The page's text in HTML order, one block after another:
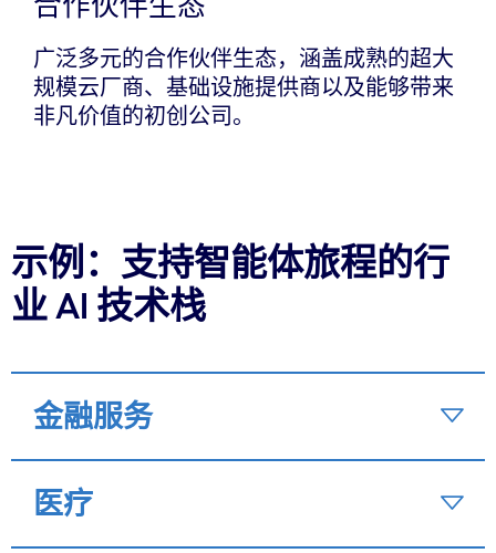
广泛多元的合作伙伴生态，涵盖成熟的超大
规模云厂商、基础设施提供商以及能够带来
非凡价值的初创公司。
示例：支持智能体旅程的行
业 AI 技术栈
金融服务
医疗